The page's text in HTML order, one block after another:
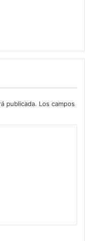
publicada. Los campos